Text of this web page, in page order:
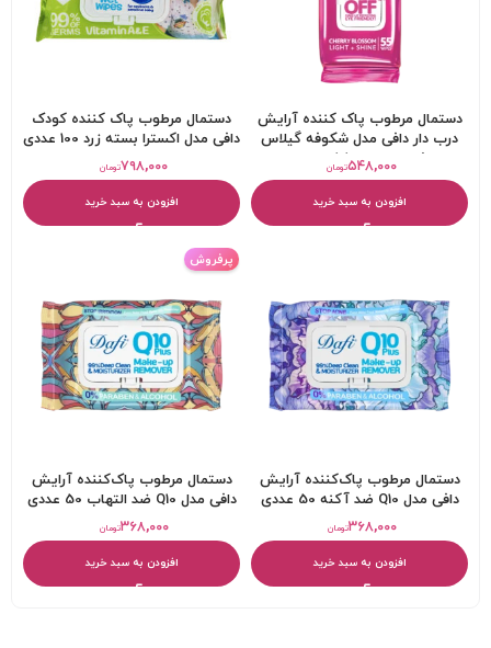
دستمال مرطوب پاک کننده آرایش
درب دار دافی مدل شکوفه گیلاس
ژاپنی بسته 55 عددی تومان۵۴۸,۰۰۰
افزودن به سبد خرید
دستمال مرطوب پاک کننده کودک
دافی مدل اکسترا بسته زرد 100 عددی
تومان۷۹۸,۰۰۰
افزودن به سبد خرید
دستمال مرطوب پاک‌کننده آرایش
دافی مدل Q10 ضد آکنه 50 عددی
تومان۳۶۸,۰۰۰
افزودن به سبد خرید
پرفروش
دستمال مرطوب پاک‌کننده آرایش
دافی مدل Q10 ضد التهاب 50 عددی
تومان۳۶۸,۰۰۰
افزودن به سبد خرید